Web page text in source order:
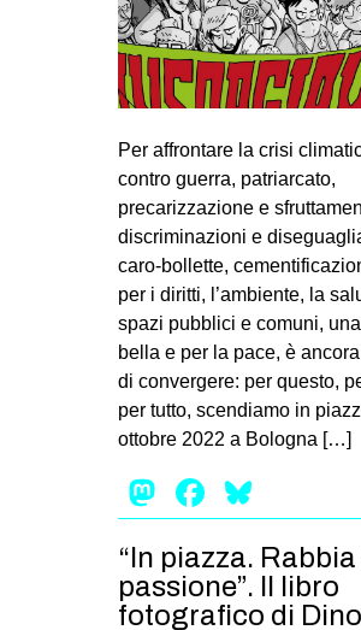
MANIFESTI
MUSICA
INTERNAZIONALE
AFRICA
AMERICHE
ESTREMO ORIENTE
EUROPA
MEDIO ORIENTE
MONDO
in
Fb
tw
Per affrontare la crisi
contro guerra, patriarcato,
precarizzazione e
discriminazioni e
caro-bollette,
per i diritti, l’ambiente, la
spazi pubblici e comuni,
bella e per la pace, è
di convergere: per questo,
per tutto, scendiamo in
ottobre 2022 a Bologna […]
Mastodon
Facebook
“In piazza. Rabbia
passione”. Il libro
fotografico di Dino